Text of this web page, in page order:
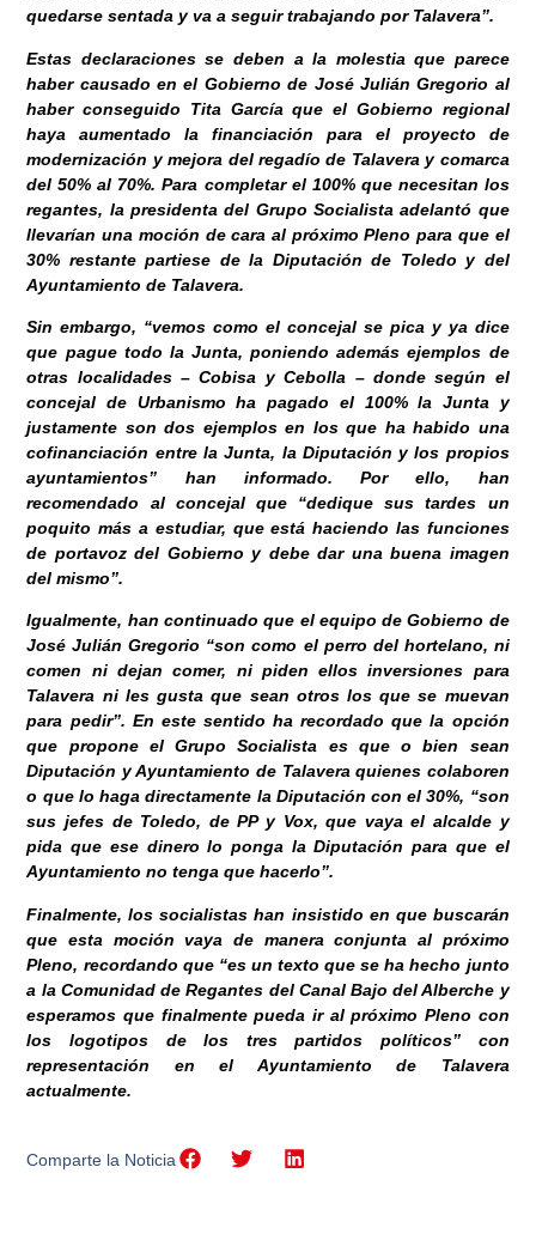
quedarse sentada y va a seguir trabajando por Talavera”.
Estas declaraciones se deben a la molestia que parece
haber causado en el Gobierno de José Julián Gregorio al
haber conseguido Tita García que el Gobierno regional
haya aumentado la financiación para el proyecto de
modernización y mejora del regadío de Talavera y comarca
del 50% al 70%. Para completar el 100% que necesitan los
regantes, la presidenta del Grupo Socialista adelantó que
llevarían una moción de cara al próximo Pleno para que el
30% restante partiese de la Diputación de Toledo y del
Ayuntamiento de Talavera.
Sin embargo, “vemos como el concejal se pica y ya dice
que pague todo la Junta, poniendo además ejemplos de
otras localidades – Cobisa y Cebolla – donde según el
concejal de Urbanismo ha pagado el 100% la Junta y
justamente son dos ejemplos en los que ha habido una
cofinanciación entre la Junta, la Diputación y los propios
ayuntamientos” han informado. Por ello, han
recomendado al concejal que “dedique sus tardes un
poquito más a estudiar, que está haciendo las funciones
de portavoz del Gobierno y debe dar una buena imagen
del mismo”.
Igualmente, han continuado que el equipo de Gobierno de
José Julián Gregorio “son como el perro del hortelano, ni
comen ni dejan comer, ni piden ellos inversiones para
Talavera ni les gusta que sean otros los que se muevan
para pedir”. En este sentido ha recordado que la opción
que propone el Grupo Socialista es que o bien sean
Diputación y Ayuntamiento de Talavera quienes colaboren
o que lo haga directamente la Diputación con el 30%, “son
sus jefes de Toledo, de PP y Vox, que vaya el alcalde y
pida que ese dinero lo ponga la Diputación para que el
Ayuntamiento no tenga que hacerlo”.
Finalmente, los socialistas han insistido en que buscarán
que esta moción vaya de manera conjunta al próximo
Pleno, recordando que “es un texto que se ha hecho junto
a la Comunidad de Regantes del Canal Bajo del Alberche y
esperamos que finalmente pueda ir al próximo Pleno con
los logotipos de los tres partidos políticos” con
representación en el Ayuntamiento de Talavera
actualmente.
Comparte la Noticia